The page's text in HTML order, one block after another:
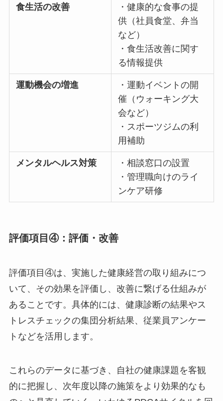
ス
・有給休暇取得の促
進
・健康的な食事の提
供（社員食堂、弁当
など）
・食生活改善に関す
る情報提供
・運動イベントの開
催（ウォーキング大
会など）
・スポーツジムの利
用補助
メンタルヘルス対策
・相談窓口の設置
評価項目④：評価・改善
評価項目④は、実施した健康経営の取り組みにつ
いて、その効果を評価し、改善に繋げる仕組みが
あることです。具体的には、健康診断の結果やス
トなどを活用します。